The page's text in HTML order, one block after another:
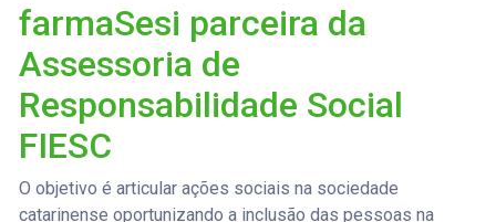
farmaSesi parceira da
Assessoria de
Responsabilidade Social
FIESC
O objetivo é articular ações sociais na sociedade
catarinense oportunizando a inclusão das pessoas na